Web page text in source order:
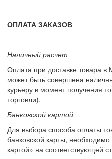
ОПЛАТА ЗАКАЗОВ
Наличный расчет
Оплата при доставке товара в
может быть совершена
курьеру в момент получения
торговли).
Банковской картой
Для выбора способа оплаты
банковской карты, необходимо
картой» на соответствующей